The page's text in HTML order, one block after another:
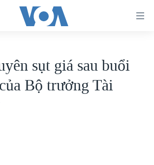
sụt giá sau buổi
Bộ trưởng Tài